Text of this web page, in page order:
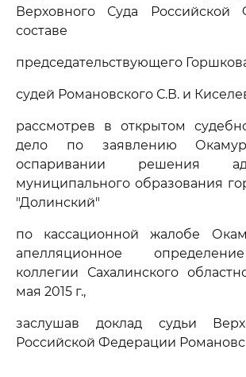
Верховного Суда Российской
составе
председательствующего
судей Романовского С.В. и
рассмотрев в открытом
дело по заявлению
оспаривании решения
муниципального образования
"Долинский"
по кассационной жалобе
апелляционное
коллегии Сахалинского
мая 2015 г.,
заслушав доклад судьи
Российской Федерации